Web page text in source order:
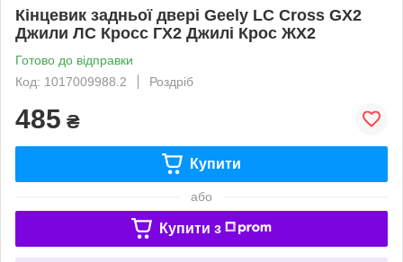
Кінцевик задньої двері Geely LC Cross GX2
Джили ЛС Кросс ГХ2 Джилі Крос ЖХ2
Готово до відправки
Код: 1017009988.2
Роздріб
485 ₴
Купити
або
Купити з